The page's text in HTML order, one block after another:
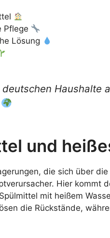
Pflege
Lösung
Haushalte
und
die sich über
Hier kommt
mit heißem
die Rückstände,